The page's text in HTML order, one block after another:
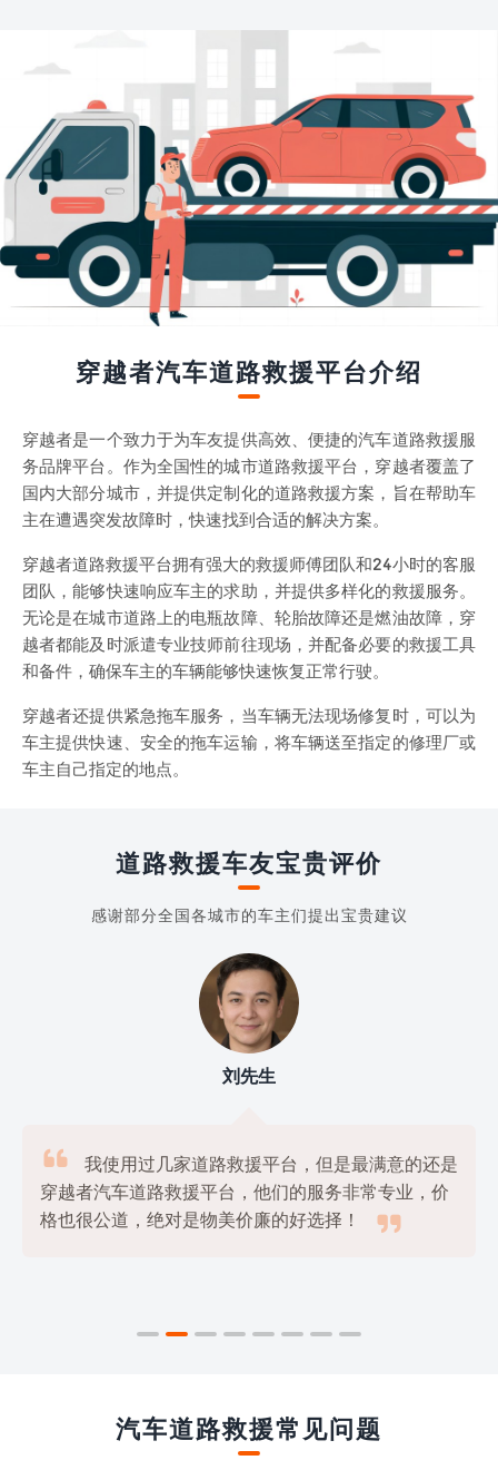
穿越者汽车道路救援平台介绍
穿越者是一个致力于为车友提供高效、便捷的汽车道路救援服
务品牌平台。作为全国性的城市道路救援平台，穿越者覆盖了
国内大部分城市，并提供定制化的道路救援方案，旨在帮助车
主在遭遇突发故障时，快速找到合适的解决方案。
穿越者道路救援平台拥有强大的救援师傅团队和24小时的客服
团队，能够快速响应车主的求助，并提供多样化的救援服务。
无论是在城市道路上的电瓶故障、轮胎故障还是燃油故障，穿
越者都能及时派遣专业技师前往现场，并配备必要的救援工具
和备件，确保车主的车辆能够快速恢复正常行驶。
穿越者还提供紧急拖车服务，当车辆无法现场修复时，可以为
车主提供快速、安全的拖车运输，将车辆送至指定的修理厂或
车主自己指定的地点。
道路救援车友宝贵评价
感谢部分全国各城市的车主们提出宝贵建议
刘先生

我使用过几家道路救援平台，但是最满意的还是
穿越者汽车道路救援平台，他们的服务非常专业，价
格也很公道，绝对是物美价廉的好选择！

汽车道路救援常见问题